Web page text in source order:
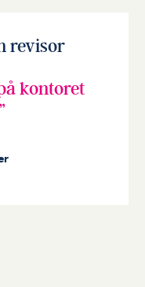
revisor
kontoret